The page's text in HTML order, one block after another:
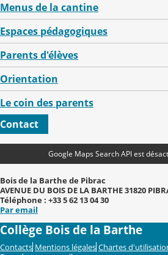
Menus de la cantine
Espaces pédagogiques
Parents d'élèves
Orientation
Le coin des parents
Contact
Google Maps Search API est
Bois de la Barthe de Pibrac
AVENUE DU BOIS DE LA BARTHE 31820
Téléphone : +33 5 62 13 04 30
Par email
Collège Bois de la Barthe
Contacts Mentions légales Chartes